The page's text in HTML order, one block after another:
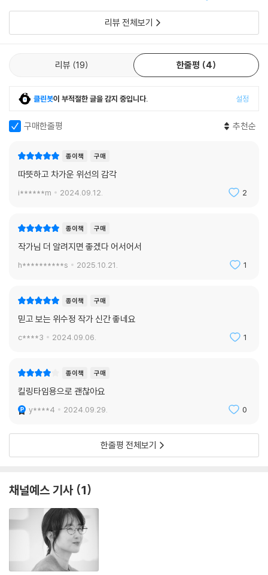
견고하고 단단한, 얼음으로 만든 벽 앞에 서 있는 기분이었다. 그런 건 실제
로 본 적도 없는데. 실수로 손이라도 닿으면 얼음에 손이 붙어버려 뗄 수 없
는, 억지로 떼었다가는 살갗이 찢어져 피를 볼 것이 분명한. 지수의 내부에
서 빨간불이 깜박였다. 위험하다고. (pp. 134~35)
지수는 고등학교 때부터 재미 혹은 스트레스 해소용으로 ‘조건 만남’을 가
르바이트로 이 일을 계속하고 있다. 진심으로 고양이들을 돌보는 친구 은
자신이 빠진 것이 못내 서운하다. 어느 날 라이온퀸이라는 아이디로 연락
해 온 여성과 고급 호텔에서 인상적인 시간을 보낸 지수는 은선과 자신에
확인한다.
「몬스테라 키우기」
보육원 원장은 정이 많았으나 예절 교육에 엄격한 편이었다고 했다. 민희
다. (p. 168)
민희는 보육원 출신의 지역 대학생 한재순을 룸메이트로 들인다. 민희는
경제적인 부분을 책임지고, 재순은 집안 살림을 꾸리면서 민희를 돌보며
둘은 점차 가까워진다. 한편 재순이 박재희란 이름으로 민희의 집과 그 외
에 누리고 있는 모든 것이 원래 자신의 것인 양 가장하여 인스타그램에 올
자신의 발 사진과 함께 올라온 “자본주의의 개년. 왜 사는 걸까”라는 문구
를 본 뒤 알 수 없는 배신감으로 재순에게 선을 긋는다. 박재희는 인스타그
「플루토, 너의 검은 고양이」
싫다…… 아, 이것은 억울함이 아니라 싫은 감정이구나. 혐오구나. (p. 211)
서로를 연인이라 생각하지 않지만 생활을 공유하는 두 사람. 취향이 비슷
리뷰 전체보기
리뷰 19 한줄평 4
클린봇이 부적절한 글을 감지 중입니다. 설정
구매한줄평 추천순
종이책 구매
따뜻하고 차가운 위선의 감각
i******m 2024.09.12. 2
종이책 구매
작가님 더 알려지면 좋겠다 어서어서
h**********s 2025.10.21. 1
종이책 구매
믿고 보는 위수정 작가 신간 좋네요
c****3 2024.09.06. 1
종이책 구매
킬링타임용으로 괜찮아요
y****4 2024.09.29. 0
한줄평 전체보기
채널예스 기사 1